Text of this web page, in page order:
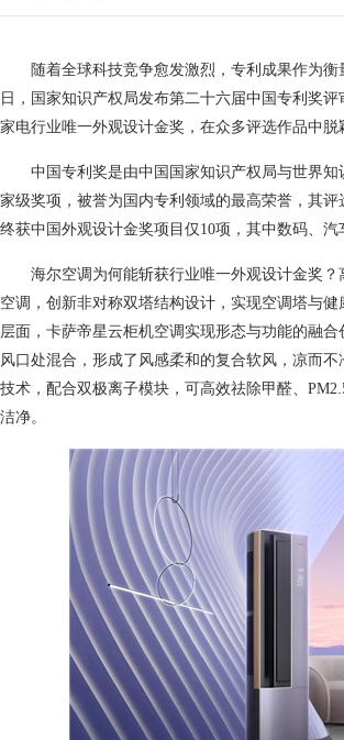
随着全球科技竞争愈发激烈，专利成果作为
日，国家知识产权局发布第二十六届中国专利奖
家电行业唯一外观设计金奖，在众多评选作品中脱
中国专利奖是由中国国家知识产权局与世界
家级奖项，被誉为国内专利领域的最高荣誉，其
终获中国外观设计金奖项目仅10项，其中数码、
海尔空调为何能斩获行业唯一外观设计金奖
空调，创新非对称双塔结构设计，实现空调塔与
层面，卡萨帝星云柜机空调实现形态与功能的融
风口处混合，形成了风感柔和的复合软风，凉而
技术，配合双极离子模块，可高效祛除甲醛、
洁净。